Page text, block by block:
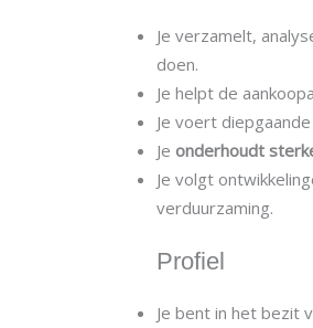
Je verzamelt,
doen.
Je helpt de
Je voert diepgaande
Je onderhoudt
Je volgt
verduurzaming.
Profiel
Je bent in het bezit